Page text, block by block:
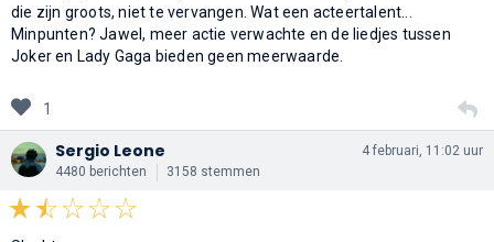
die zijn groots, niet te vervangen. Wat een acteertalent...
Minpunten? Jawel, meer actie verwachte en de liedjes tussen
Joker en Lady Gaga bieden geen meerwaarde.
1
Sergio Leone
4480 berichten 3158 stemmen
4 februari, 11:02 uur